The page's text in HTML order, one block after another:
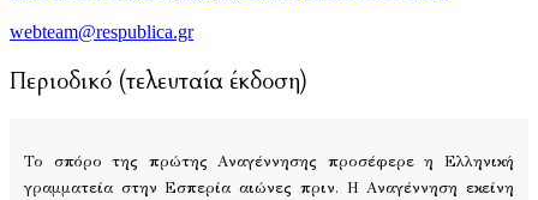
webteam@respublica.gr
Περιοδικό (τελευταία έκδοση)
Το σπόρο της πρώτης Αναγέννησης προσέφερε η Ελληνική
γραμματεία στην Εσπερία αιώνες πριν. Η Αναγέννηση εκείνη